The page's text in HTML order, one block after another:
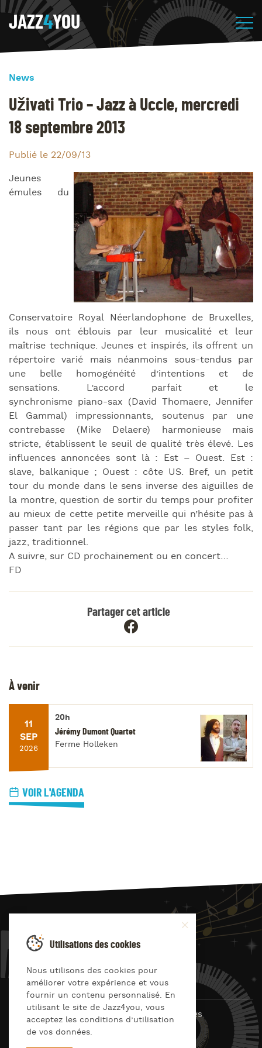
JAZZ4YOU
News
Uživati Trio – Jazz à Uccle, mercredi
18 septembre 2013
Publié le 22/09/13
Jeunes
émules du
Conservatoire Royal Néerlandophone de Bruxelles,
ils nous ont éblouis par leur musicalité et leur
maîtrise technique. Jeunes et inspirés, ils offrent un
répertoire varié mais néanmoins sous-tendus par
une belle homogénéité d’intentions et de
sensations. L’accord parfait et le
synchronisme piano-sax (David Thomaere, Jennifer
El Gammal) impressionnants, soutenus par une
contrebasse (Mike Delaere) harmonieuse mais
stricte, établissent le seuil de qualité très élevé. Les
influences annoncées sont là : Est – Ouest. Est :
slave, balkanique ; Ouest : côte US. Bref, un petit
tour du monde dans le sens inverse des aiguilles de
la montre, question de sortir du temps pour profiter
au mieux de cette petite merveille qui n’hésite pas à
passer tant par les régions que par les styles folk,
jazz, traditionnel.
A suivre, sur CD prochainement ou en concert…
FD
Partager cet article
À venir
11
SEP
2026
20h
Jérémy Dumont Quartet
Ferme Holleken
VOIR L'AGENDA
JAZZ4
© Jazz4you 2019 – 2026 Tous droits réservés
Déclaration de confidentialité
Utilisations des cookies
Nous utilisons des cookies pour
améliorer votre expérience et vous
fournir un contenu personnalisé. En
utilisant le site de Jazz4you, vous
acceptez les conditions d’utilisation
de vos données.